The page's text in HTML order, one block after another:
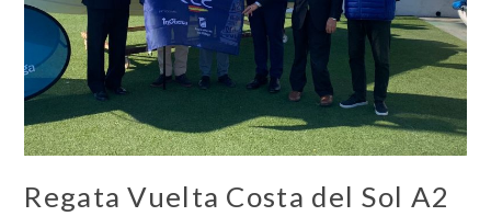
Regata Vuelta Costa del Sol A2